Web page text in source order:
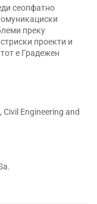
сеопфатно
преку
проекти и
е Градежен
Engineering and